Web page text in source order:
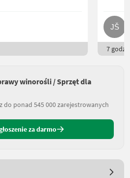
7 godz.
winorośli / Sprzęt dla
do ponad 545 000 zarejestrowanych
za darmo